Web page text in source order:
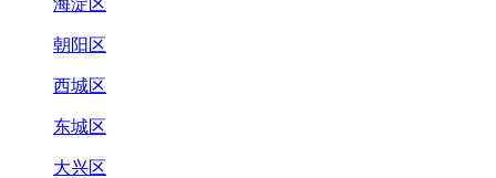
朝阳区
西城区
东城区
大兴区